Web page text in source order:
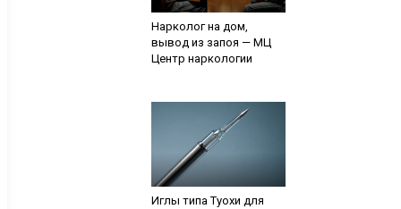
Нарколог на дом,
вывод из запоя — МЦ
Центр наркологии
Иглы типа Туохи для